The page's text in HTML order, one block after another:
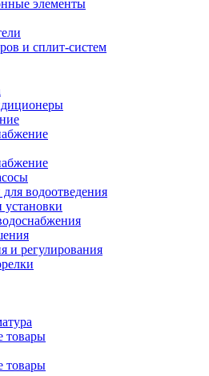
элементы
и сплит-систем
водоотведения
и регулирования
товары
товары